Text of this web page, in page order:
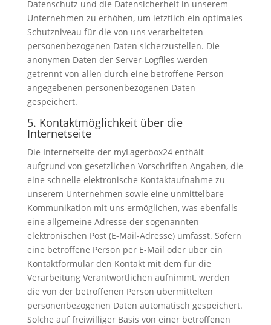
Datenschutz und die Datensicherheit in unserem
Unternehmen zu erhöhen, um letztlich ein optimales
Schutzniveau für die von uns verarbeiteten
personenbezogenen Daten sicherzustellen. Die
anonymen Daten der Server-Logfiles werden
getrennt von allen durch eine betroffene Person
angegebenen personenbezogenen Daten
gespeichert.
5. Kontaktmöglichkeit über die
Internetseite
Die Internetseite der myLagerbox24 enthält
aufgrund von gesetzlichen Vorschriften Angaben, die
eine schnelle elektronische Kontaktaufnahme zu
unserem Unternehmen sowie eine unmittelbare
Kommunikation mit uns ermöglichen, was ebenfalls
eine allgemeine Adresse der sogenannten
elektronischen Post (E-Mail-Adresse) umfasst. Sofern
eine betroffene Person per E-Mail oder über ein
Kontaktformular den Kontakt mit dem für die
Verarbeitung Verantwortlichen aufnimmt, werden
die von der betroffenen Person übermittelten
personenbezogenen Daten automatisch gespeichert.
Solche auf freiwilliger Basis von einer betroffenen